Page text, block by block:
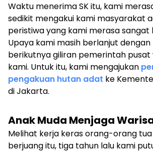
Waktu menerima SK itu, kami
sedikit mengakui kami masyarakat
peristiwa yang kami merasa sangat
Upaya kami masih berlanjut
berikutnya giliran pemerintah pusat
kami. Untuk itu, kami mengajukan
pengakuan hutan adat ke
di Jakarta.
Anak Muda Menjaga
Melihat kerja keras orang-orang
berjuang itu, tiga tahun lalu kami